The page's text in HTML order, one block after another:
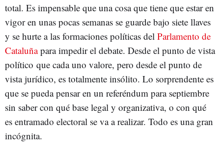
total. Es impensable que una cosa que tiene que estar en
vigor en unas pocas semanas se guarde bajo siete llaves
y se hurte a las formaciones políticas del Parlamento de
Cataluñapara impedir el debate. Desde el punto de vista
político que cada uno valore, pero desde el punto de
vista jurídico, es totalmente insólito. Lo sorprendente es
que se pueda pensar en un referéndum para septiembre
sin saber con qué base legal y organizativa, o con qué
es entramado electoral se va a realizar. Todo es una gran
incógnita.